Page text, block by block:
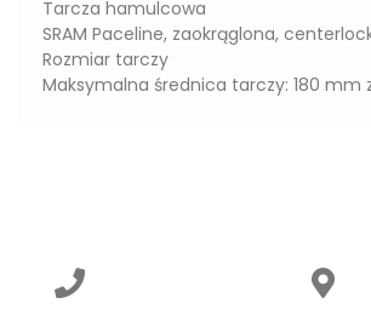
Tarcza hamulcowa
SRAM Paceline, zaokrąglona,
Rozmiar tarczy
Maksymalna średnica tarczy: 180 mm